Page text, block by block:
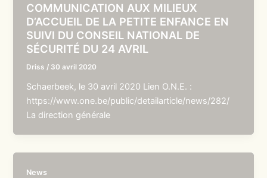
COMMUNICATION AUX MILIEUX
D’ACCUEIL DE LA PETITE ENFANCE EN
SUIVI DU CONSEIL NATIONAL DE
SÉCURITÉ DU 24 AVRIL
Driss / 30 avril 2020
Schaerbeek, le 30 avril 2020 Lien O.N.E. :
https://www.one.be/public/detailarticle/news/282/
La direction générale
News